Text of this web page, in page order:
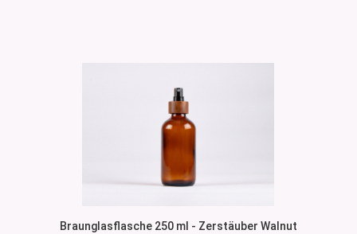
Braunglasflasche 250 ml - Zerstäuber Walnut